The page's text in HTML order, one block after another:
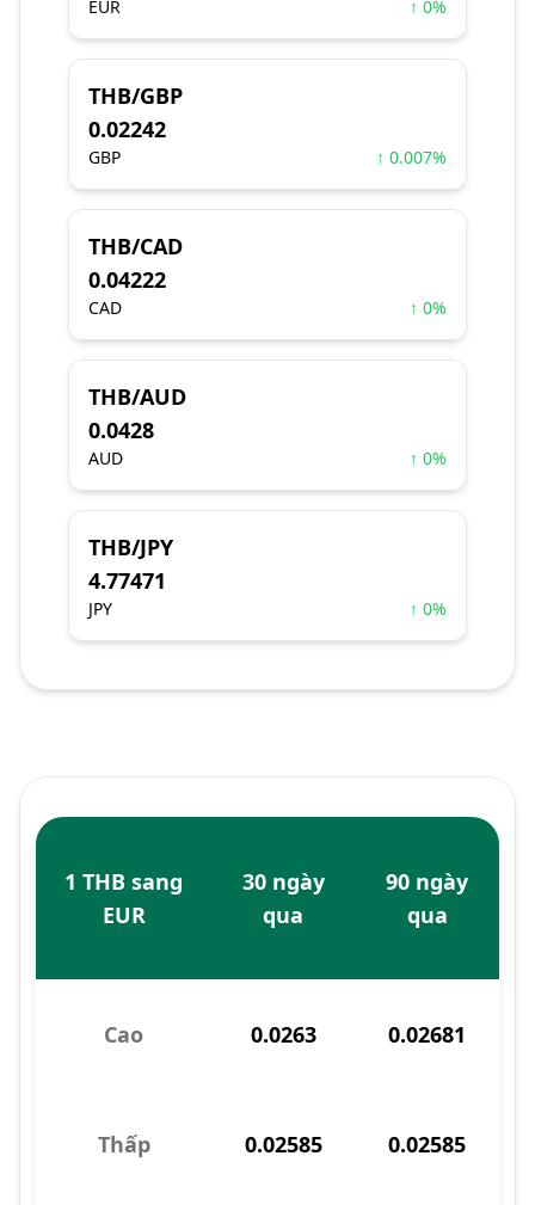
EUR ↑ 0%
THB/GBP
0.02242
GBP ↑ 0.007%
THB/CAD
0.04222
CAD ↑ 0%
THB/AUD
0.0428
AUD ↑ 0%
THB/JPY
4.77471
JPY ↑ 0%
1 THB sang
EUR
30 ngày
qua
90 ngày
qua
Cao 0.0263 0.02681
Thấp 0.02585 0.02585